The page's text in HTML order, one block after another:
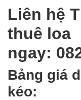
Liên hệ
thuê loa
ngay:
Bảng giá
kéo: